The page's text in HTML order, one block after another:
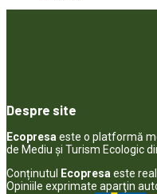
Despre site
Ecopresaeste o platformă
de Mediu și Turism Ecologic
Conținutul
Ecopresaeste
Opiniile exprimate aparţin